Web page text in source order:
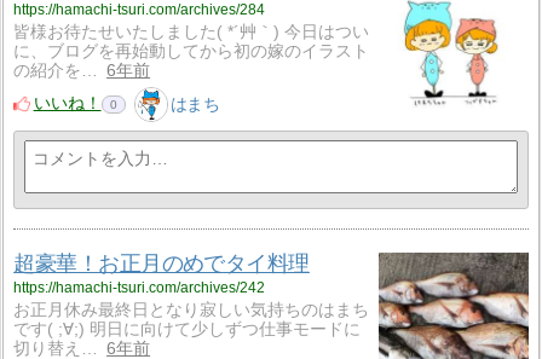
https://hamachi-tsuri.com/archives/284
皆様お待たせいたしました( *´艸｀) 今日はつい
に、ブログを再始動してから初の嫁のイラスト
の紹介を…
6年前
いいね！
0 はまち
超豪華！お正月のめでタイ料理
https://hamachi-tsuri.com/archives/242
お正月休み最終日となり寂しい気持ちのはまち
です( ;∀;) 明日に向けて少しずつ仕事モードに
切り替え…
6年前